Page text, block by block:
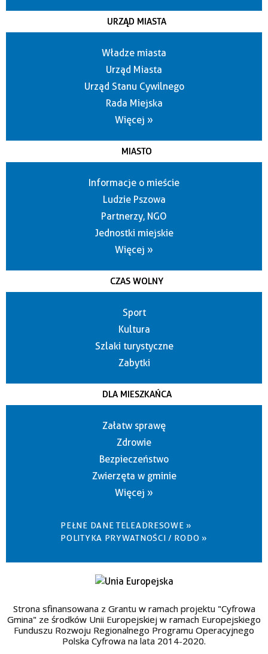
URZĄD MIASTA
Władze miasta
Urząd Miasta
Urząd Stanu Cywilnego
Rada Miejska
Więcej »
MIASTO
Informacje o mieście
Ludzie Pszowa
Partnerzy, NGO
Jednostki miejskie
Więcej »
CZAS WOLNY
Sport
Kultura
Szlaki turystyczne
Zabytki
DLA MIESZKAŃCA
Załatw sprawę
Zdrowie
Bezpieczeństwo
Zwierzęta w gminie
Więcej »
PEŁNE DANE TELEADRESOWE »
POLITYKA PRYWATNOŚCI / RODO »
Strona sfinansowana z Grantu w ramach projektu "Cyfrowa
Gmina" ze środków Unii Europejskiej w ramach Europejskiego
Funduszu Rozwoju Regionalnego Programu Operacyjnego
Polska Cyfrowa na lata 2014-2020.